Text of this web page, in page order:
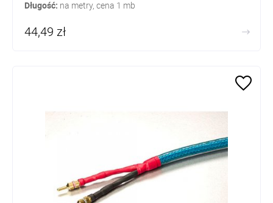
Długość: na metry, cena 1 mb
44,49 zł